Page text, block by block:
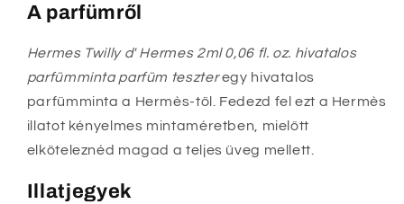
A parfümről
Hermes Twilly d' Hermes 2ml 0,06 fl. oz. hivatalos
parfümminta parfüm teszteregy hivatalos
parfümminta a Hermès-től. Fedezd fel ezt a Hermès
illatot kényelmes mintaméretben, mielőtt
elköteleznéd magad a teljes üveg mellett.
Illatjegyek